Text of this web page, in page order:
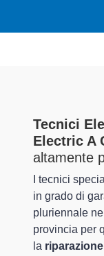
Tecnici
Electric A
altamente
I tecnici
in grado di
pluriennale
provincia per
la